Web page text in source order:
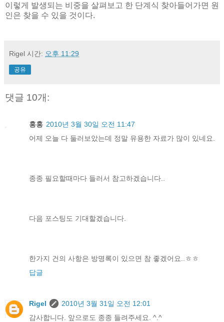
이렇게 발생되는 비중을 살펴보고 한 단계식 찾아들어가면 원
인은 찾을 수 있을 것이다.
Rigel 시간: 오후 11:29
공유
댓글 10개:
홍홍 2010년 3월 30일 오전 11:47
어제 오늘 다 둘러보았는데 정말 유용한 자료가 많이 있네요.
종종 필요할때마다 들러서 참고하겠습니다..
다음 포스팅도 기대할겠습니다.
한가지 건의 사항은 방명록이 있으면 참 좋겠어요..ㅎㅎ
답글
Rigel
2010년 3월 31일 오전 12:01
감사합니다. 앞으로도 종종 들려주세요. ^.^